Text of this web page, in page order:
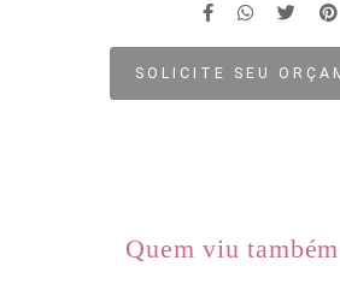
SOLICITE SEU
Quem viu